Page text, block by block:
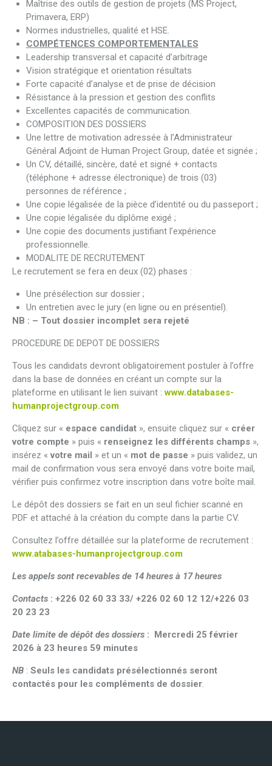
Maîtrise des outils de gestion de projets (MS Project,
Primavera, ERP)
Normes industrielles, qualité et HSE.
COMPÉTENCES COMPORTEMENTALES
Leadership transversal et capacité d’arbitrage
Vision stratégique et orientation résultats
Forte capacité d’analyse et de prise de décision
Résistance à la pression et gestion des conflits
Excellentes capacités de communication.
COMPOSITION DES DOSSIERS
Une lettre de motivation adressée à l’Administrateur
Général Adjoint de Human Project Group, datée et signée ;
Un CV, détaillé, sincère, daté et signé + contacts
(téléphone + adresse électronique) de trois (03)
personnes de référence ;
Une copie légalisée de la pièce d’identité ou du passeport ;
Une copie légalisée du diplôme exigé ;
Une copie des documents justifiant l’expérience
professionnelle.
MODALITE DE RECRUTEMENT
Le recrutement se fera en deux (02) phases :
Une présélection sur dossier ;
Un entretien avec le jury (en ligne ou en présentiel).
NB : – Tout dossier incomplet sera rejeté
PROCEDURE DE DEPOT DE DOSSIERS
Tous les candidats devront obligatoirement postuler à l’offre
dans la base de données en créant un compte sur la
plateforme en utilisant le lien suivant :www.databases-
humanprojectgroup.com
Cliquez sur « espace candidat », ensuite cliquez sur « créer
votre compte » puis « renseignez les différents champs »,
insérez « votre mail » et un « mot de passe » puis validez, un
mail de confirmation vous sera envoyé dans votre boite mail,
vérifier puis confirmez votre inscription dans votre boîte mail.
Le dépôt des dossiers se fait en un seul fichier scanné en
PDF et attaché à la création du compte dans la partie CV.
Consultez l’offre détaillée sur la plateforme de recrutement :
www.atabases-humanprojectgroup.com
Les appels sont recevables de 14 heures à 17 heures
Contacts : +226 02 60 33 33/ +226 02 60 12 12/+226 03
20 23 23
Date limite de dépôt des dossiers : Mercredi 25 février
2026 à 23 heures 59 minutes
NB : Seuls les candidats présélectionnés seront
contactés pour les compléments de dossier.